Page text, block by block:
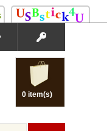
0 item(s)